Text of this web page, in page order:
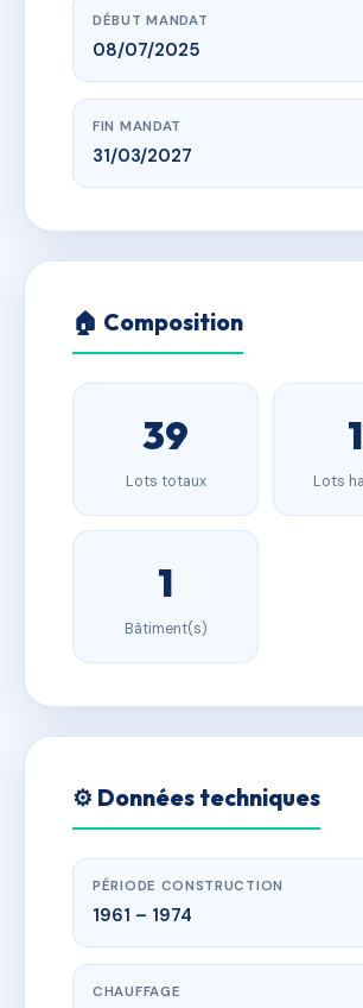
DÉBUT MANDAT
08/07/2025
FIN MANDAT
31/03/2027
🏠 Composition
39
Lots totaux Lots
1
Bâtiment(s)
⚙️ Données techniques
PÉRIODE CONSTRUCTION
1961 – 1974
CHAUFFAGE